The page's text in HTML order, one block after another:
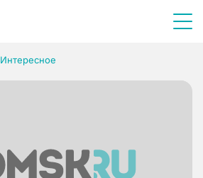
Интересное